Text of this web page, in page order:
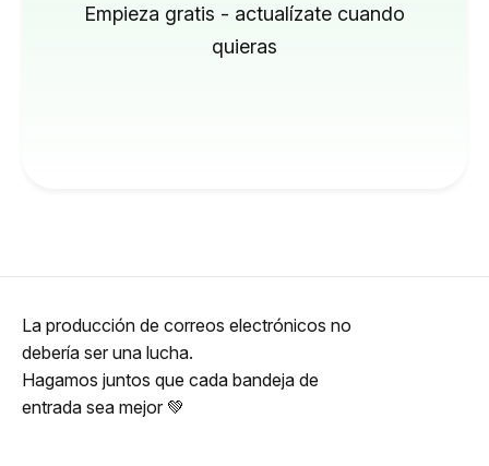
Empieza gratis - actualízate cuando
quieras
La producción de correos electrónicos no
debería ser una lucha.
Hagamos juntos que cada bandeja de
entrada sea mejor 💚